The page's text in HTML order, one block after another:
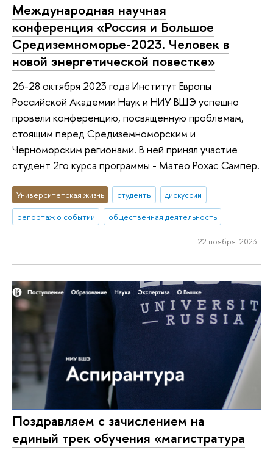
Международная научная
конференция «Россия и Большое
Средиземноморье-2023. Человек в
новой энергетической повестке»
26-28 октября 2023 года Институт Европы
Российской Академии Наук и НИУ ВШЭ успешно
провели конференцию, посвященную проблемам,
стоящим перед Средиземноморским и
Черноморским регионами. В ней принял участие
студент 2го курса программы - Матео Рохас Сампер.
Университетская жизнь студенты
дискуссии
репортаж о событии
общественная деятельность
22 ноября 2023
Поздравляем с зачислением на
единый трек обучения «магистратура